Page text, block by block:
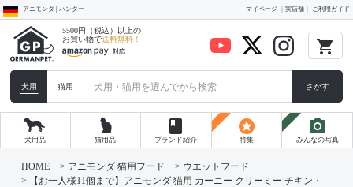
アニモンダ | ハンター マイページ 実店舗 ご利用ガイド
5500円（税込）以上の
お買い物で送料無料！ local_grocery_store
犬用 猫用 さがす
犬用品 猫用品
book
ブランド紹介
stars
特集
photo_camera
みんなの写真
HOME アニモンダ 猫用フード
ウエットフード
【お一人様11個まで】アニモンダ 猫用 カーニー クリーミー チキン・